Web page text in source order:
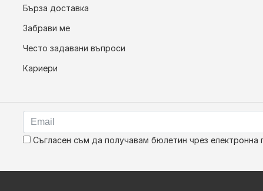
Бърза доставка
Забрави ме
Често задавани въпроси
Кариери
Съгласен съм да получавам бюлетин чрез електронна